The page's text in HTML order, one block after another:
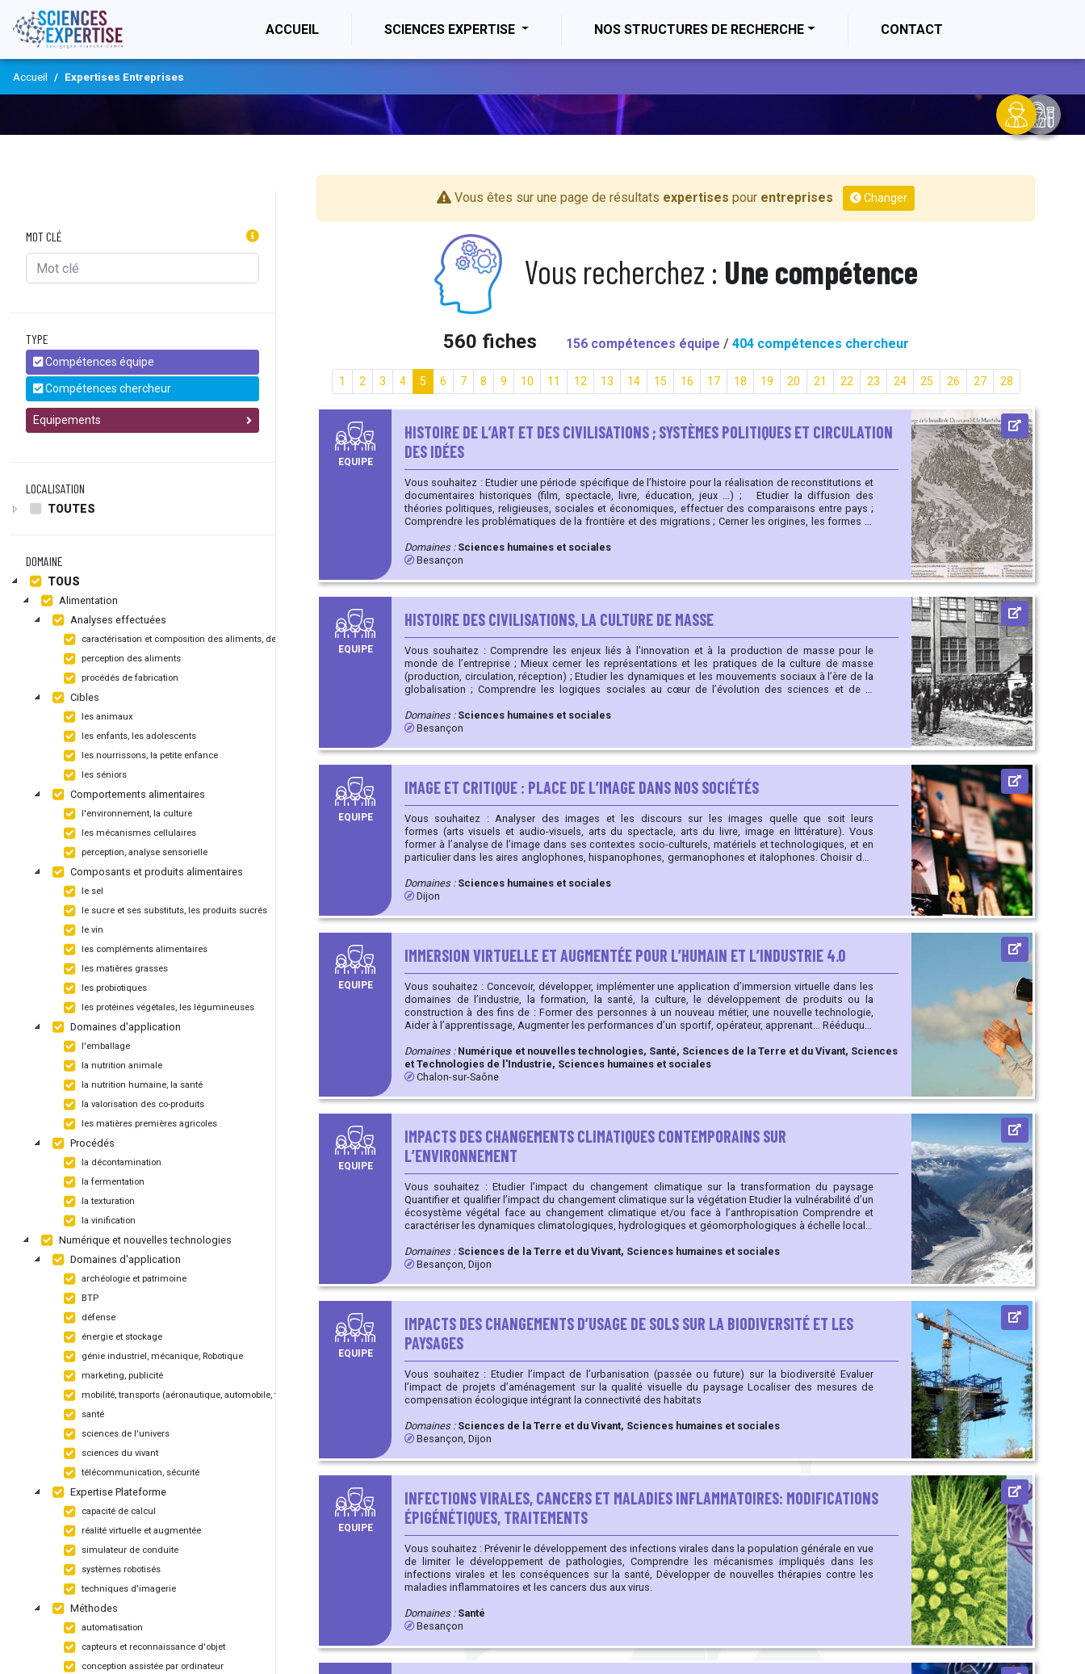
ACCUEIL (CURRENT)SCIENCES EXPERTISE NOS STRUCTURES DE RECHERCHE CONTACT
Accueil Expertises Entreprises
MOT CLÉ
TYPE
Compétences équipe
Compétences chercheur
Equipements
LOCALISATION
TOUTES
DOMAINE
TOUS
Alimentation
Analyses effectuées
caractérisation et composition des aliments, de leurs emballages
perception des aliments
procédés de fabrication
Cibles
les animaux
les enfants, les adolescents
les nourrissons, la petite enfance
les séniors
Comportements alimentaires
l'environnement, la culture
les mécanismes cellulaires
perception, analyse sensorielle
Composants et produits alimentaires
le sel
le sucre et ses substituts, les produits sucrés
le vin
les compléments alimentaires
les matières grasses
les probiotiques
les protéines végétales, les légumineuses
Domaines d'application
l'emballage
la nutrition animale
la nutrition humaine, la santé
la valorisation des co-produits
les matières premières agricoles
Procédés
la décontamination
la fermentation
la texturation
la vinification
Numérique et nouvelles technologies
Domaines d'application
archéologie et patrimoine
BTP
défense
énergie et stockage
génie industriel, mécanique, Robotique
marketing, publicité
mobilité, transports (aéronautique, automobile, ferroviaire, maritime)
santé
sciences de l'univers
sciences du vivant
télécommunication, sécurité
Expertise Plateforme
capacité de calcul
réalité virtuelle et augmentée
simulateur de conduite
systèmes robotisés
techniques d'imagerie
Méthodes
automatisation
capteurs et reconnaissance d'objet
conception assistée par ordinateur
Vous êtes sur une page de résultats expertises pour entreprises Changer
Vous recherchez : Une compétence
560 fiches 156 compétences équipe / 404 compétences chercheur
1 2 3 4 5 6 7 8 9 10 11 12 13 14 15 16 17 18 19 20 21 22 23 24 25 26 27 28
EQUIPE
HISTOIRE DE L’ART ET DES CIVILISATIONS ; SYSTÈMES POLITIQUES ET CIRCULATION
DES IDÉES
Vous souhaitez : Etudier une période spécifique de l’histoire pour la réalisation de reconstitutions et
documentaires historiques (film, spectacle, livre, éducation, jeux …) ; Etudier la diffusion des
théories politiques, religieuses, sociales et économiques, effectuer des comparaisons entre pays ;
Comprendre les problématiques de la frontière et des migrations ; Cerner les origines, les formes et
Domaines : Sciences humaines et sociales
Besançon
EQUIPE
HISTOIRE DES CIVILISATIONS, LA CULTURE DE MASSE
Vous souhaitez : Comprendre les enjeux liés à l’innovation et à la production de masse pour le
monde de l’entreprise ; Mieux cerner les représentations et les pratiques de la culture de masse
(production, circulation, réception) ; Etudier les dynamiques et les mouvements sociaux à l’ère de la
globalisation ; Comprendre les logiques sociales au cœur de l’évolution des sciences et de la
globalisées.
Domaines : Sciences humaines et sociales
Besançon
EQUIPE
IMAGE ET CRITIQUE : PLACE DE L’IMAGE DANS NOS SOCIÉTÉS
Vous souhaitez : Analyser des images et les discours sur les images quelle que soit leurs
formes (arts visuels et audio-visuels, arts du spectacle, arts du livre, image en littérature). Vous
former à l’analyse de l’image dans ses contextes socio-culturels, matériels et technologiques, et en
particulier dans les aires anglophones, hispanophones, germanophones et italophones. Choisir des
exposition, d’un reportage, d’une reconstitution ou de l’amorçage d’un business plan. Exploiter des
images : saisir les manières de production, de diffusion et de traduction des images à des fins de
d’archives). Organiser des séances de formation continue, des stages ou séminaires d’entreprise
avec une plus-value culturelle (découverte d’un patrimoine visuel, d’une technologie de l’image, d’une
tradition iconographique).
Domaines : Sciences humaines et sociales
Dijon
EQUIPE
IMMERSION VIRTUELLE ET AUGMENTÉE POUR L’HUMAIN ET L’INDUSTRIE 4.0
Vous souhaitez : Concevoir, développer, implémenter une application d’immersion virtuelle dans les
domaines de l’industrie, la formation, la santé, la culture, le développement de produits ou la
construction à des fins de : Former des personnes à un nouveau métier, une nouvelle technologie,
Aider à l’apprentissage, Augmenter les performances d’un sportif, opérateur, apprenant… Rééduquer
monuments, musées, appartements… Simuler et accompagner les étapes de construction, de
réalisation ou de maintenance de bâtiments, Evaluer des produits avant même leur conception,
Réaliser des jeux d’immersion dans des univers variés … Etudier l’immersion virtuelle de
Domaines : Numérique et nouvelles technologies, Santé, Sciences de la Terre et du Vivant, Sciences
et Technologies de l'Industrie, Sciences humaines et sociales
Chalon-sur-Saône
EQUIPE
IMPACTS DES CHANGEMENTS CLIMATIQUES CONTEMPORAINS SUR
L’ENVIRONNEMENT
Vous souhaitez : Etudier l’impact du changement climatique sur la transformation du paysage
Quantifier et qualifier l’impact du changement climatique sur la végétation Etudier la vulnérabilité d’un
écosystème végétal face au changement climatique et/ou face à l’anthropisation Comprendre et
caractériser les dynamiques climatologiques, hydrologiques et géomorphologiques à échelle locale.
Domaines : Sciences de la Terre et du Vivant, Sciences humaines et sociales
Besançon, Dijon
EQUIPE
IMPACTS DES CHANGEMENTS D’USAGE DE SOLS SUR LA BIODIVERSITÉ ET LES
PAYSAGES
Vous souhaitez : Etudier l’impact de l’urbanisation (passée ou future) sur la biodiversité Evaluer
l’impact de projets d’aménagement sur la qualité visuelle du paysage Localiser des mesures de
compensation écologique intégrant la connectivité des habitats
Domaines : Sciences de la Terre et du Vivant, Sciences humaines et sociales
Besançon, Dijon
EQUIPE
INFECTIONS VIRALES, CANCERS ET MALADIES INFLAMMATOIRES: MODIFICATIONS
ÉPIGÉNÉTIQUES, TRAITEMENTS
Vous souhaitez : Prévenir le développement des infections virales dans la population générale en vue
de limiter le développement de pathologies, Comprendre les mécanismes impliqués dans les
infections virales et les conséquences sur la santé, Développer de nouvelles thérapies contre les
maladies inflammatoires et les cancers dus aux virus.
Domaines : Santé
Besançon